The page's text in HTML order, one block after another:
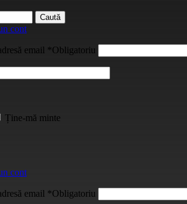
Caută
cont
email *Obligatoriu
Ține-mă minte
cont
email *Obligatoriu